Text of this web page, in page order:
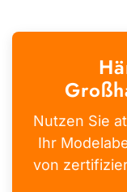
Nutzen Sie
Ihr
von